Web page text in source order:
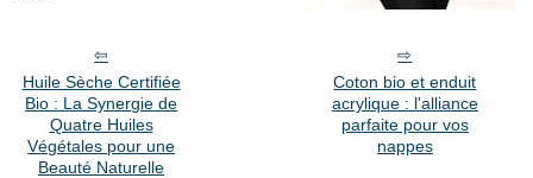
Huile Sèche Certifiée
Bio : La Synergie de
Quatre Huiles
Végétales pour une
Beauté Naturelle
Coton bio et enduit
acrylique : l'alliance
parfaite pour vos
nappes